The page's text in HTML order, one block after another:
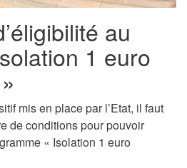
au
1 euro
mis en place par l’Etat, il faut
de conditions pour pouvoir
« Isolation 1 euro